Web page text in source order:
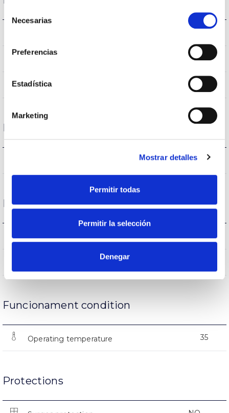
de Necesarias
Preferencias
Estadística
Marketing
Mostrar detalles
Permitir todas
Permitir la selección
Denegar
IP20
Body color White
Performance
1002lm
Life
Lifetime
(L70B50>)15.000h
Funcionament condition
Operating temperature 35
Protections